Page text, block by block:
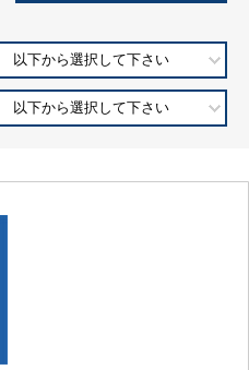
以下から選択して下さい
以下から選択して下さい